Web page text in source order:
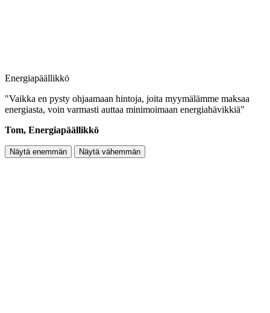
Energiapäällikkö
"Vaikka en pysty ohjaamaan hintoja, joita myymälämme maksaa
energiasta, voin varmasti auttaa minimoimaan energiahävikkiä"
Tom, Energiapäällikkö
Näytä enemmän Näytä vähemmän